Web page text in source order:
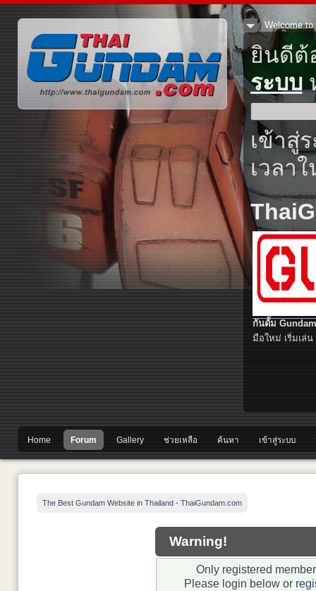
Welcome to
ยินดี
ระบบ
เข้าสู่
เวลา
กันดั้ม
มือใหม่ เริ่มเล่น
Home Forum Gallery ช่วยเหลือ ค้นหา เข้าสู่ระบบ
The Best Gundam Website in Thailand - ThaiGundam.com
Warning!
Only registered
Please login below or